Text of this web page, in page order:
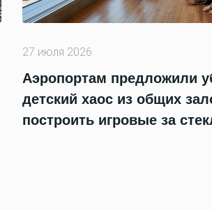
27 июля 2026
Аэропортам предложили
детский хаос из общих
построить игровые за